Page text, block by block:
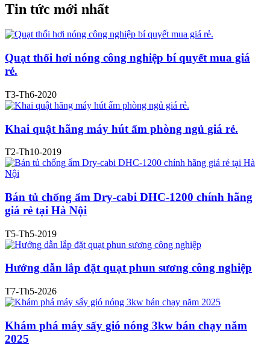
Tin tức mới nhất
Quạt thổi hơi nóng công nghiệp bí quyết mua giá
rẻ.
T3-Th6-2020
Khai quật hãng máy hút ẩm phòng ngủ giá rẻ.
T2-Th10-2019
Bán tủ chống ẩm Dry-cabi DHC-1200 chính hãng
giá rẻ tại Hà Nội
T5-Th5-2019
Hướng dẫn lắp đặt quạt phun sương công nghiệp
T7-Th5-2026
Khám phá máy sấy gió nóng 3kw bán chạy năm
2025